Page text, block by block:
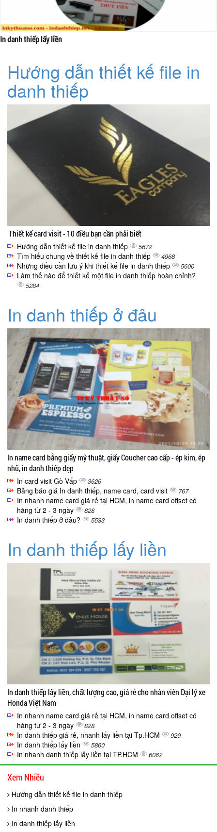
In danh thiếp lấy liền
Hướng dẫn thiết kế file in
danh thiếp
Thiết kế card visit - 10 điều bạn cần phải biết
Hướng dẫn thiết kế file in danh thiếp 5672
Tìm hiểu chung về thiết kế file in danh thiếp 4968
Những điều cần lưu ý khi thiết kế file in danh thiếp 5600
Làm thế nào để thiết kế một file in danh thiếp hoàn chỉnh?
5284
In danh thiếp ở đâu
In name card bằng giấy mỹ thuật, giấy Coucher cao cấp - ép kim, ép
nhũ, in danh thiếp đẹp
In card visit Gò Vấp 3626
Bảng báo giá In danh thiếp, name card, card visit 767
In nhanh name card giá rẻ tại HCM, in name card offset có
hàng từ 2 - 3 ngày
828
In danh thiếp ở đâu? 5533
In danh thiếp lấy liền
In danh thiếp lấy liền, chất lượng cao, giá rẻ cho nhân viên Đại lý xe
Honda Việt Nam
In nhanh name card giá rẻ tại HCM, in name card offset có
hàng từ 2 - 3 ngày
828
In danh thiếp giá rẻ, nhanh lấy liền tại Tp.HCM 929
In danh thiếp lấy liền 5860
In nhanh danh thiếp lấy liền tại TP.HCM 6062
Xem Nhiều
Hướng dẫn thiết kế file in danh thiếp
In nhanh danh thiếp
In danh thiếp lấy liền